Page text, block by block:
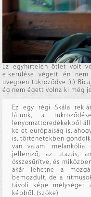
Ez egyhirtelen ötlet volt
elkerülése végett én
üvegben tükröződve :):)
ég nem égett volna ki még
Ez egy régi Skála
látunk, a
lenyomattöredékekből
kelet-európaiság is,
is, történetekben
van valami
jellemző, az utazás,
összesűrítve, és
akár lehetne a
bemozdult, de a
távoli képe mélységet
képből. (szőke)